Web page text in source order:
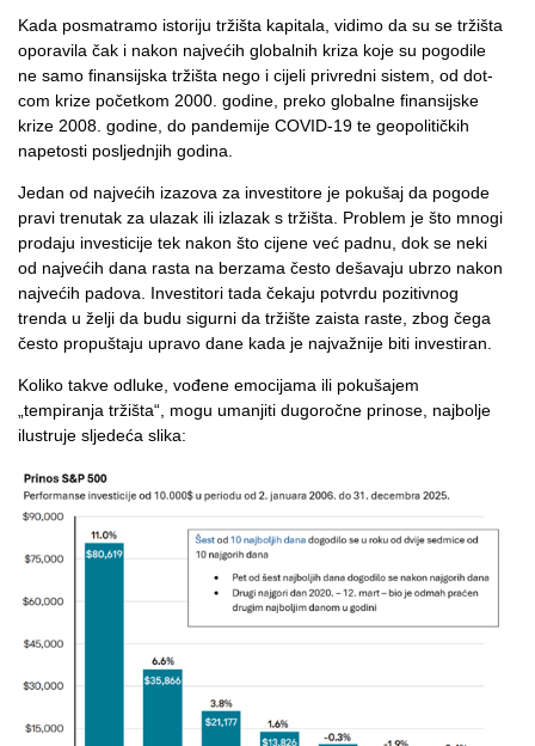
Kada posmatramo istoriju tržišta kapitala, vidimo da su se tržišta
oporavila čak i nakon najvećih globalnih kriza koje su pogodile
ne samo finansijska tržišta nego i cijeli privredni sistem, od dot-
com krize početkom 2000. godine, preko globalne finansijske
krize 2008. godine, do pandemije COVID-19 te geopolitičkih
napetosti posljednjih godina.
Jedan od najvećih izazova za investitore je pokušaj da pogode
pravi trenutak za ulazak ili izlazak s tržišta. Problem je što mnogi
prodaju investicije tek nakon što cijene već padnu, dok se neki
od najvećih dana rasta na berzama često dešavaju ubrzo nakon
najvećih padova. Investitori tada čekaju potvrdu pozitivnog
trenda u želji da budu sigurni da tržište zaista raste, zbog čega
često propuštaju upravo dane kada je najvažnije biti investiran.
Koliko takve odluke, vođene emocijama ili pokušajem
„tempiranja tržišta“, mogu umanjiti dugoročne prinose, najbolje
ilustruje sljedeća slika: